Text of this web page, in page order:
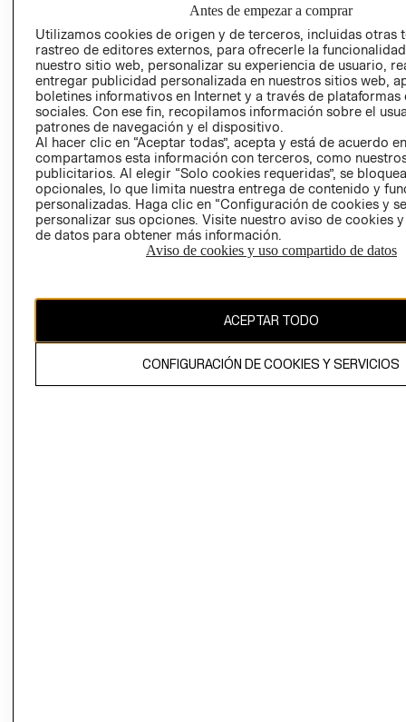
EMPRESARIAL
CONDICIONES
AVISO DE
PRIVACIDAD
GIFT CARD
AVISO DE
El contenido de esta página web está protegido por copyright y es
Antes de empezar a comprar
Utilizamos cookies de origen y de terceros, incluidas otras
rastreo de editores externos, para ofrecerle la
nuestro sitio web, personalizar su experiencia de usuario,
entregar publicidad personalizada en nuestros sitios web,
boletines informativos en Internet y a través de plataformas
sociales. Con ese fin, recopilamos información sobre el
patrones de navegación y el dispositivo.
Al hacer clic en “Aceptar todas”, acepta y está de acuerdo
compartamos esta información con terceros, como
publicitarios. Al elegir “Solo cookies requeridas”, se
opcionales, lo que limita nuestra entrega de contenido y
personalizadas. Haga clic en “Configuración de cookies y
personalizar sus opciones. Visite nuestro aviso de cookies
de datos para obtener más información.
Aviso de cookies y uso compartido de datos
ACEPTAR TODO
CONFIGURACIÓN DE COOKIES Y SERVICIOS